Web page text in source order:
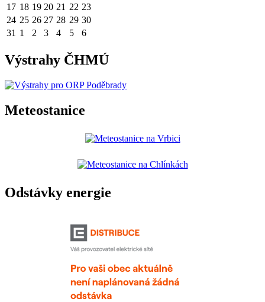
17 18 19 20 21 22 23
24 25 26 27 28 29 30
31 1 2 3 4 5 6
Výstrahy ČHMÚ
Meteostanice
Odstávky energie